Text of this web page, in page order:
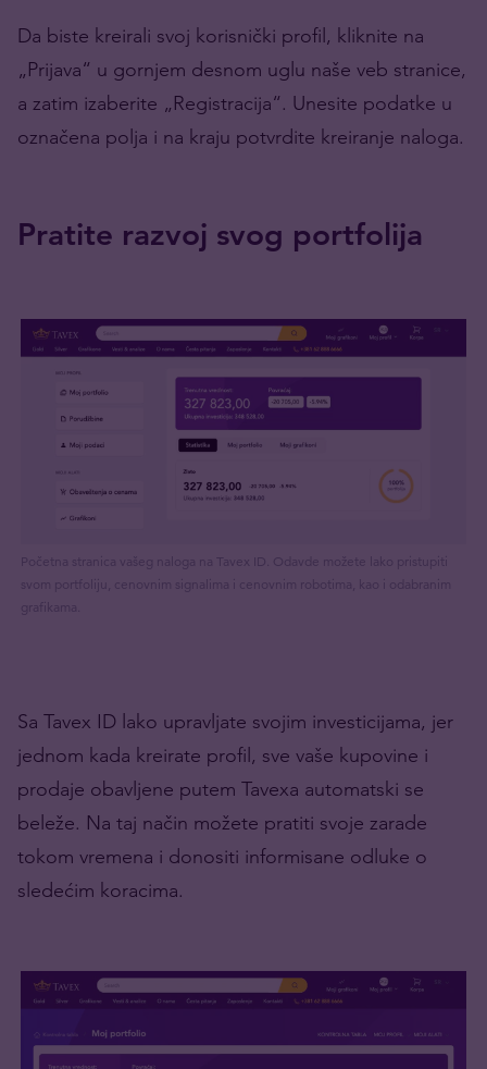
Da biste kreirali svoj korisnički profil, kliknite na
„Prijava“ u gornjem desnom uglu naše veb stranice,
a zatim izaberite „Registracija“. Unesite podatke u
označena polja i na kraju potvrdite kreiranje naloga.
Pratite razvoj svog portfolija
Početna stranica vašeg naloga na Tavex ID. Odavde možete lako pristupiti
svom portfoliju, cenovnim signalima i cenovnim robotima, kao i odabranim
grafikama.
Sa Tavex ID lako upravljate svojim investicijama, jer
jednom kada kreirate profil, sve vaše kupovine i
prodaje obavljene putem Tavexa automatski se
beleže. Na taj način možete pratiti svoje zarade
tokom vremena i donositi informisane odluke o
sledećim koracima.